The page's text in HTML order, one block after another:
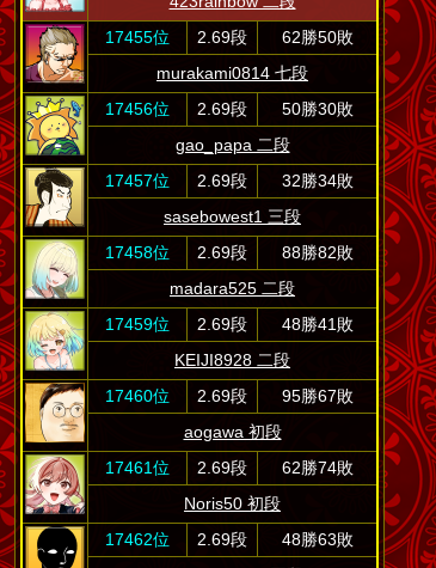
17455位
2.69段
62勝50敗
murakami0814 七段
17456位
2.69段
50勝30敗
gao_papa 二段
17457位
2.69段
32勝34敗
sasebowest1 三段
17458位
2.69段
88勝82敗
madara525 二段
17459位
2.69段
48勝41敗
KEIJI8928 二段
17460位
2.69段
95勝67敗
aogawa 初段
17461位
2.69段
62勝74敗
Noris50 初段
17462位
2.69段
48勝63敗